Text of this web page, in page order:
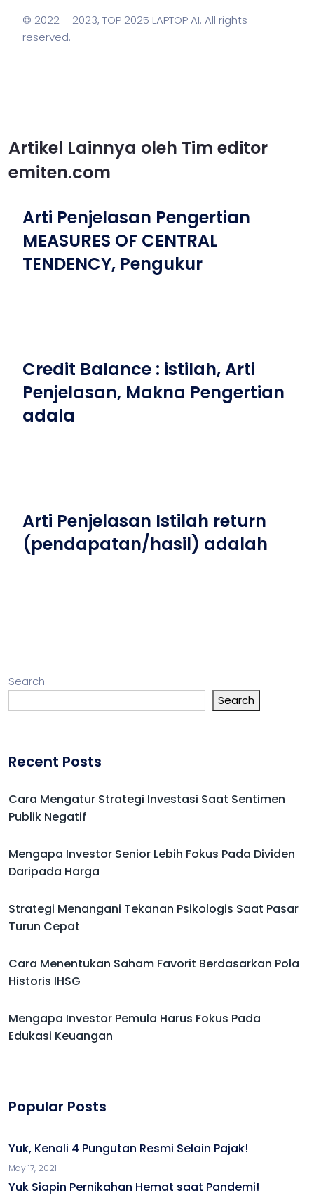
© 2022 – 2023, TOP 2025 LAPTOP AI. All rights
reserved.
Artikel Lainnya oleh Tim editor
emiten.com
Arti Penjelasan Pengertian
MEASURES OF CENTRAL
TENDENCY, Pengukur
Credit Balance : istilah, Arti
Penjelasan, Makna Pengertian
adala
Arti Penjelasan Istilah return
(pendapatan/hasil) adalah
Search
Search
Recent Posts
Cara Mengatur Strategi Investasi Saat Sentimen
Publik Negatif
Mengapa Investor Senior Lebih Fokus Pada Dividen
Daripada Harga
Strategi Menangani Tekanan Psikologis Saat Pasar
Turun Cepat
Cara Menentukan Saham Favorit Berdasarkan Pola
Historis IHSG
Mengapa Investor Pemula Harus Fokus Pada
Edukasi Keuangan
Popular Posts
Yuk, Kenali 4 Pungutan Resmi Selain Pajak!
May 17, 2021
Yuk Siapin Pernikahan Hemat saat Pandemi!